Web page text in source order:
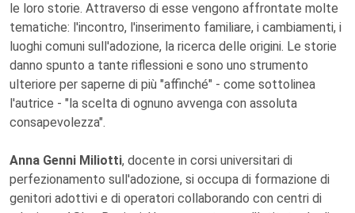
le loro storie. Attraverso di esse vengono affrontate molte
tematiche: l'incontro, l'inserimento familiare, i cambiamenti, i
luoghi comuni sull'adozione, la ricerca delle origini. Le storie
danno spunto a tante riflessioni e sono uno strumento
ulteriore per saperne di più "affinché" - come sottolinea
l'autrice - "la scelta di ognuno avvenga con assoluta
consapevolezza".
Anna Genni Miliotti, docente in corsi universitari di
perfezionamento sull'adozione, si occupa di formazione di
genitori adottivi e di operatori collaborando con centri di